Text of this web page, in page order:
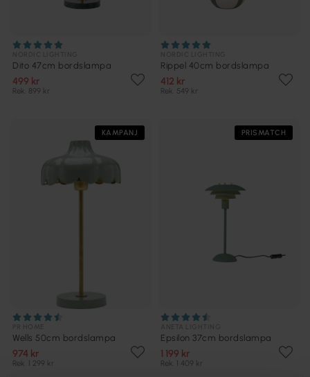
Dito 47cm bordslampa
499 kr
Rek. 899 kr
Rippel 40cm bordslampa
412 kr
Rek. 549 kr
KAMPANJ
Wells 50cm bordslampa
974 kr
Rek. 1 299 kr
PRISMATCH
Epsilon 37cm bordslampa
1 199 kr
Rek. 1 409 kr